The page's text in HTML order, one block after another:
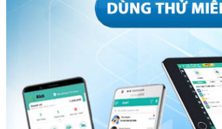
trả về từ người mua thì shop